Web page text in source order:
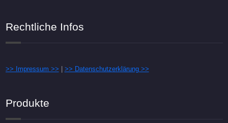
Rechtliche Infos
>> Impressum >> >> Datenschutzerklärung >>
Produkte